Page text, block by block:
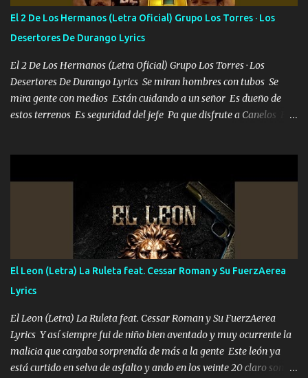
escribiendo y la otra me va a llamar Quiere que vaya a verla y que
la invite a cenar Otras más me están pidiendo que las saque a
bailar Pero es que tengo un par de conciertos más que llenar Se
mueven solo por el interés P...
El 2 De Los Hermanos (Letra Oficial) Grupo Los Torres · Los
Desertores De Durango Lyrics
El 2 De Los Hermanos (Letra Oficial) Grupo Los Torres · Los
Desertores De Durango Lyrics Se miran hombres con tubos Se
mira gente con medios Están cuidando a un señor Es dueño de
estos terrenos Es seguridad del jefe Pa que disfrute a Canelos Es
ni tampoco las mujeres porque es platica de grandes por eso hay
que estar alegres doy las instrucciones para atender los deberes
Música Si es que salta algún problema de confianza tengo gente
ahí está el Hombre Cuarenta y también Pariente 7 arreglan
cualquier problema no más es cuestión que ordené NOS HACE
FALTA UN HERMANO DE CLAVE ERA EL 24 SIEMPRE FUE UN
HOMBRE VALIENTE POR ALGO M'URIÓ PELEAND0 SIEMPRE
VIO POR LA FAMILIA PARA QUE SIGA EL LEGADO Es el DOS de
los HERMANOS un cerebro inteligente y com...
El Leon (Letra) La Ruleta feat. Cessar Roman y Su FuerzAerea
Lyrics
El Leon (Letra) La Ruleta feat. Cessar Roman y Su FuerzAerea
Lyrics Y así siempre fui de niño bien aventado y muy ocurrente la
malicia que cargaba sorprendía de más a la gente Este león ya
está curtido en selva de asfalto y ando en los veinte 20 claro son